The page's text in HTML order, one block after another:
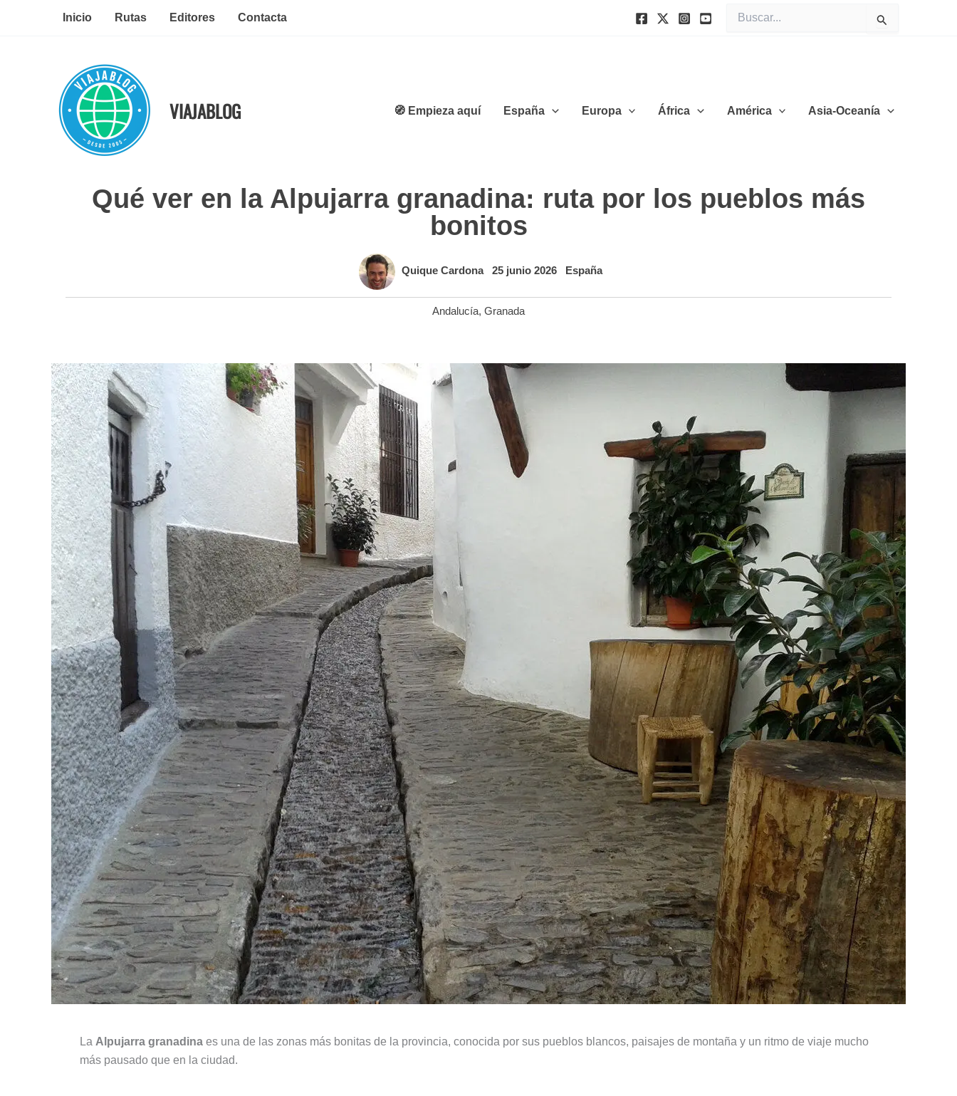
Inicio Rutas Editores Contacta
por:
VIAJABLOG 🧭 Empieza aquí España Europa África América Asia-Oceanía
Qué ver en la Alpujarra granadina: ruta por los pueblos más
bonitos
Quique Cardona 25 junio 2026 España
Andalucía, Granada
La Alpujarra granadina es una de las zonas más bonitas de la provincia, conocida por sus pueblos blancos, paisajes de montaña y un ritmo de viaje mucho
más pausado que en la ciudad.